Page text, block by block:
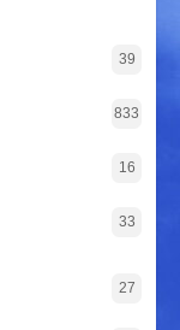
39
833
16
33
27